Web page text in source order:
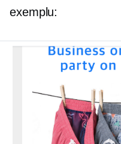
exemplu: